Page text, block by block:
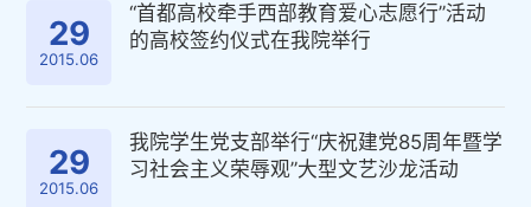
29
2015.06
“首都高校牵手西部教育爱心志愿行”活动
的高校签约仪式在我院举行
29
2015.06
我院学生党支部举行“庆祝建党85周年暨学
习社会主义荣辱观”大型文艺沙龙活动